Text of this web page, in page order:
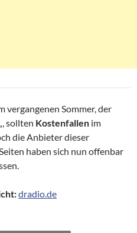
vergangenen Sommer, der
„, sollten Kostenfallen im
die Anbieter dieser
haben sich nun offenbar
dradio.de